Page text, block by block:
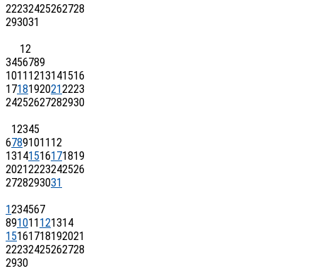
22232425262728
293031
12
3456789
1011 1213141516
17181920212223
24252627282930
12345
67891011 12
13141516171819
20212223242526
2728293031
1234567
891011 121314
15161718192021
22232425262728
2930